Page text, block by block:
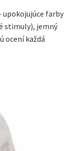
upokojujúce farby
stimuly), jemný
ocení každá